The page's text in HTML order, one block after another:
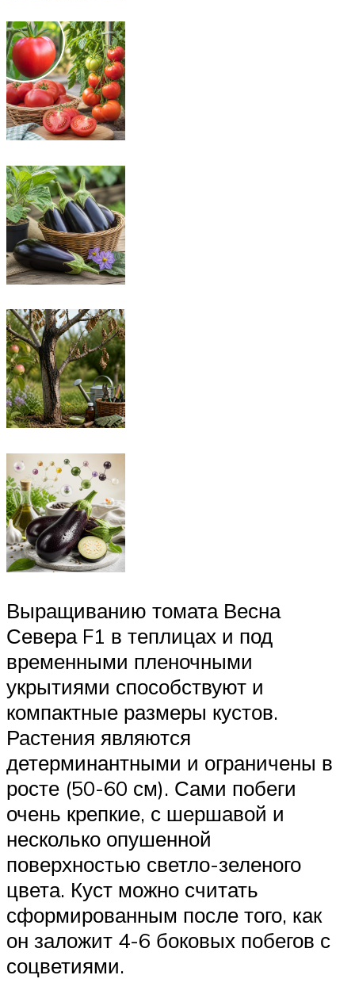
Выращиванию томата Весна
Севера F1 в теплицах и под
временными пленочными
укрытиями способствуют и
компактные размеры кустов.
Растения являются
детерминантными и ограничены в
росте (50-60 см). Сами побеги
очень крепкие, с шершавой и
несколько опушенной
поверхностью светло-зеленого
цвета. Куст можно считать
сформированным после того, как
он заложит 4-6 боковых побегов с
соцветиями.